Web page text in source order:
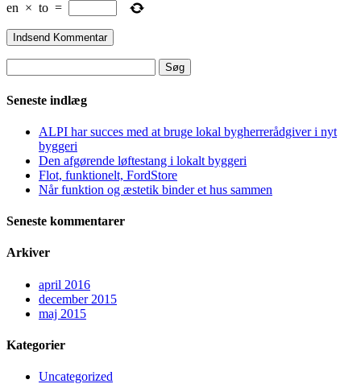
en × to =
efter:
Seneste indlæg
ALPI har succes med at bruge lokal bygherrerådgiver i nyt
byggeri
Den afgørende løftestang i lokalt byggeri
Flot, funktionelt, FordStore
Når funktion og æstetik binder et hus sammen
Seneste kommentarer
Arkiver
april 2016
december 2015
maj 2015
Kategorier
Uncategorized